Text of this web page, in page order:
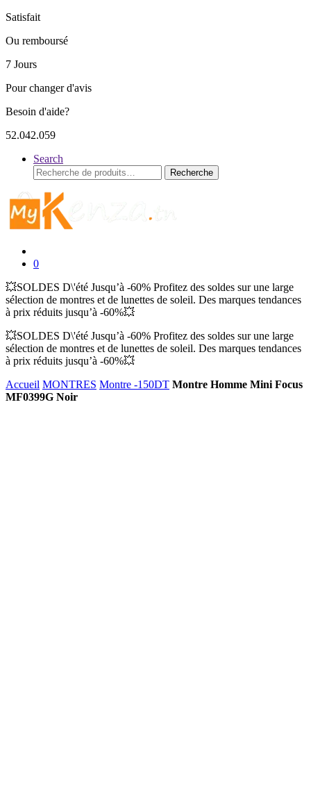
Satisfait
Ou remboursé
7 Jours
Pour changer d'avis
Besoin d'aide?
52.042.059
Search
Recherche
pour :
Recherche
0
💥SOLDES D\'été Jusqu’à -60% Profitez des soldes sur une large
sélection de montres et de lunettes de soleil. Des marques tendances
à prix réduits jusqu’à -60%💥
💥SOLDES D\'été Jusqu’à -60% Profitez des soldes sur une large
sélection de montres et de lunettes de soleil. Des marques tendances
à prix réduits jusqu’à -60%💥
Accueil MONTRES Montre -150DT Montre Homme Mini Focus
MF0399G Noir